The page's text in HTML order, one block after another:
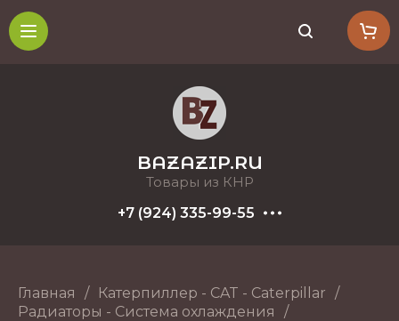
BAZAZIP.RU
Товары из КНР
+7 (924) 335-99-55
Главная / Катерпиллер - CAT - Caterpillar /
Радиаторы - Система охлаждения
/